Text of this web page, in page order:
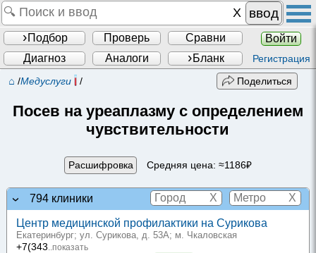
ввод
Подбор Проверь Сравни
Войти
Диагноз
Аналоги Бланк Регистрация
⌂ /Медуслуги / Поделиться
Посев на уреаплазму с определением
чувствительности
Расшифровка Средняя цена: ≈1186₽
794 клиники X X
Центр медицинской профилактики на Сурикова
Екатеринбург; ул. Сурикова, д. 53А; м. Чкаловская
+7(343 ..показать